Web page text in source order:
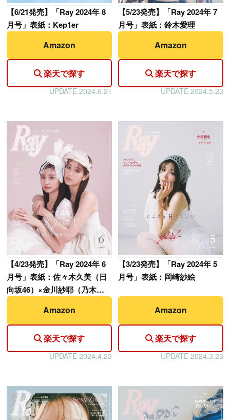
【6/21発売】「Ray 2024年 8
月号」表紙：Kep1er
Amazon
楽天で探す
UPDATE 2024.6.21
【5/23発売】「Ray 2024年 7
月号」表紙：鈴木愛理
Amazon
楽天で探す
UPDATE 2024.5.23
【4/23発売】「Ray 2024年 6
月号」表紙：佐々木久美（日
向坂46）×金川紗耶（乃木坂
46）
Amazon
楽天で探す
UPDATE 2024.4.23
【3/23発売】「Ray 2024年 5
月号」表紙：岡崎紗絵
Amazon
楽天で探す
UPDATE 2024.3.23